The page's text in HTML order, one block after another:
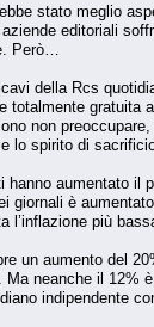
stato meglio
editoriali
Però…
della Rcs
totalmente gratuita
non
lo spirito di
hanno aumentato
giornali è
l’inflazione più
un aumento del
neanche il 12%
indipendente